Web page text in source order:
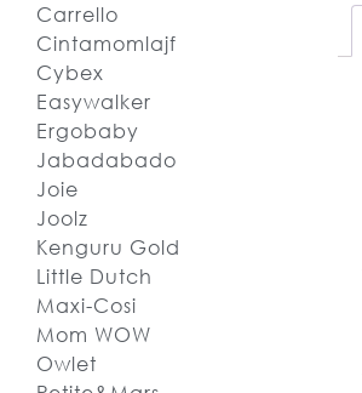
Carrello
Cintamomlajf
Cybex
Easywalker
Ergobaby
Jabadabado
Joie
Joolz
Kenguru Gold
Little Dutch
Maxi-Cosi
Mom WOW
Owlet